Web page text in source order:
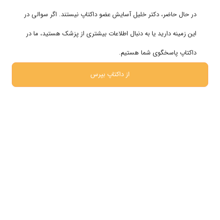
تماس با ما
تخصص های پر بازدید
زنان و زایمان
در حال حاضر، دکتر خلیل آسایشعضو داکتاپ نیستند. اگر سوالی در
این زمینه دارید یا به دنبال اطلاعات بیشتری از پزشک هستید، ما در
داکتاپ پاسخگوی شما هستیم.
از داکتاپ بپرس